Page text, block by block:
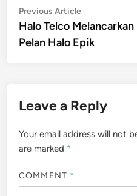
Post
navigation
Previous ArticlePrevious
article:
Halo Telco Melancarkan
Pelan Halo Epik
Leave a Reply
Your email address will not
are marked *
COMMENT *